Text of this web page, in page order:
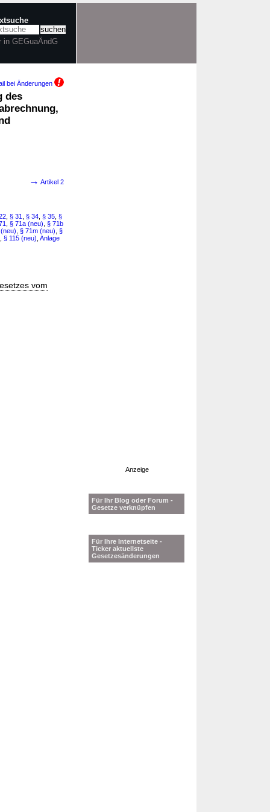
in GEGuaÄndG
bei Änderungen
des
→ Artikel 2
§ 31 § 34 § 35 §
§ 71a (neu) § 71b
§ 71m (neu) §
§ 115 (neu) Anlage
vom
Anzeige
Für Ihr Blog oder Forum -
Gesetze verknüpfen
Für Ihre Internetseite -
Ticker aktuellste
Gesetzesänderungen